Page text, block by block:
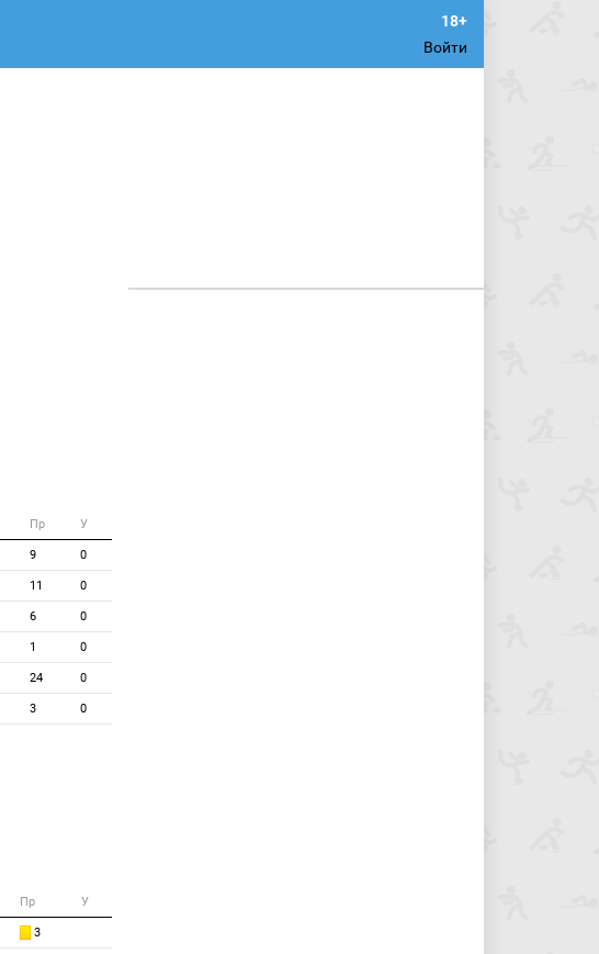
Войти
Пр У
9 0
11 0
6 0
1 0
24 0
3 0
Пр У
3